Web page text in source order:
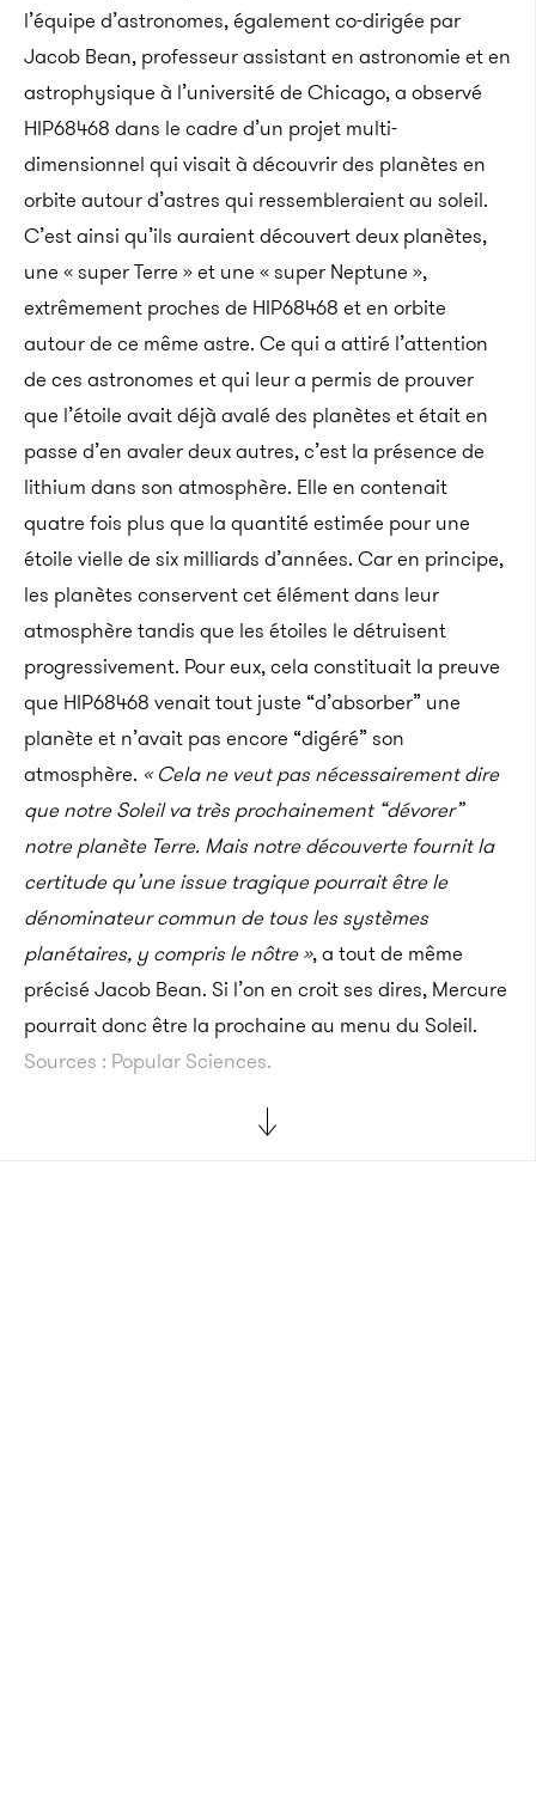
l’équipe d’astronomes, également co-dirigée par
Jacob Bean, professeur assistant en astronomie et en
astrophysique à l’université de Chicago, a observé
HIP68468 dans le cadre d’un projet multi-
dimensionnel qui visait à découvrir des planètes en
orbite autour d’astres qui ressembleraient au soleil.
C’est ainsi qu’ils auraient découvert deux planètes,
une « super Terre » et une « super Neptune »,
extrêmement proches de HIP68468 et en orbite
autour de ce même astre. Ce qui a attiré l’attention
de ces astronomes et qui leur a permis de prouver
que l’étoile avait déjà avalé des planètes et était en
passe d’en avaler deux autres, c’est la présence de
lithium dans son atmosphère. Elle en contenait
quatre fois plus que la quantité estimée pour une
étoile vielle de six milliards d’années. Car en principe,
les planètes conservent cet élément dans leur
atmosphère tandis que les étoiles le détruisent
progressivement. Pour eux, cela constituait la preuve
que HIP68468 venait tout juste “d’absorber” une
planète et n’avait pas encore “digéré” son
atmosphère. « Cela ne veut pas nécessairement dire
que notre Soleil va très prochainement “dévorer”
notre planète Terre. Mais notre découverte fournit la
certitude qu’une issue tragique pourrait être le
dénominateur commun de tous les systèmes
planétaires, y compris le nôtre », a tout de même
précisé Jacob Bean. Si l’on en croit ses dires, Mercure
pourrait donc être la prochaine au menu du Soleil.
Sources : Popular Sciences.